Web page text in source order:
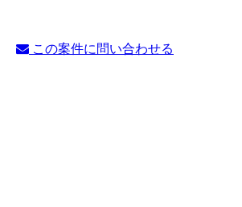
この案件に問い合わせる